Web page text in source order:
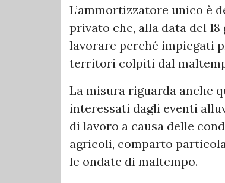
L’ammortizzatore unico è
privato che, alla data del
lavorare perché impiegati
territori colpiti dal
La misura riguarda anche
interessati dagli eventi
di lavoro a causa delle
agricoli, comparto
le ondate di maltempo.